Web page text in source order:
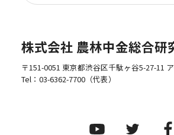
株式会社 農林中金総合研
〒151-0051 東京都渋谷区千駄ヶ谷5-27-11
Tel： 03-6362-7700（代表）